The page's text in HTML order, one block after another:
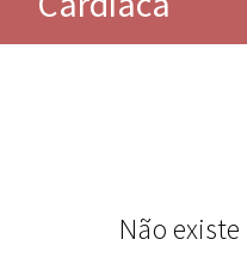
Não